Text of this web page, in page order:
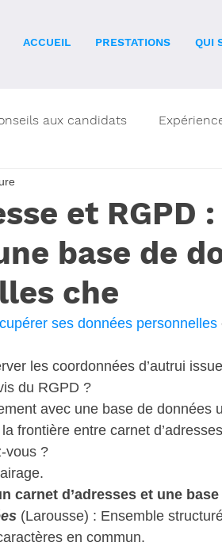
ACCUEIL PRESTATIONS QUI
aux candidats
et RGPD
base de
che
ses données personnelles
les coordonnées d’autrui
du RGPD ?
avec une base de données
frontière entre carnet
vous ?
carnet d’adresses et une
(Larousse) : Ensemble
en commun.